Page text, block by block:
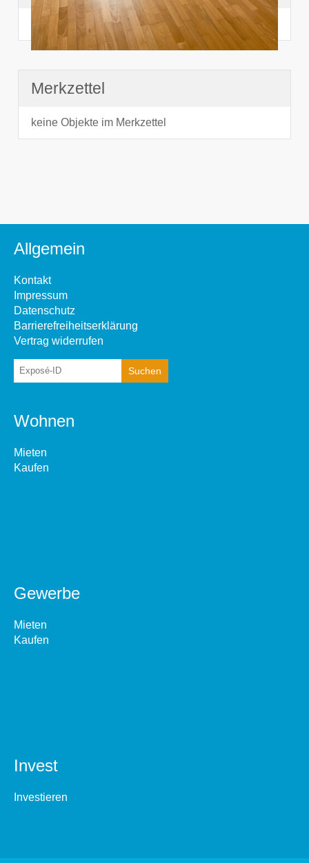
noch nichts angesehen
Merkzettel
keine Objekte im Merkzettel
Allgemein
Kontakt
Impressum
Datenschutz
Barrierefreiheitserklärung
Vertrag widerrufen
Wohnen
Mieten
Kaufen
Gewerbe
Mieten
Kaufen
Invest
Investieren